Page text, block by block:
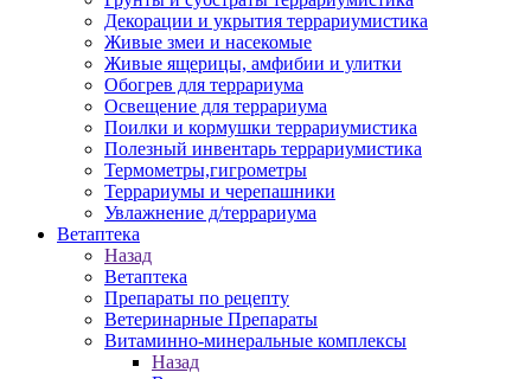
Декорации и укрытия террариумистика
Живые змеи и насекомые
Живые ящерицы, амфибии и улитки
Обогрев для террариума
Освещение для террариума
Поилки и кормушки террариумистика
Полезный инвентарь террариумистика
Термометры,гигрометры
Террариумы и черепашники
Увлажнение д/террариума
Ветаптека
Назад
Ветаптека
Препараты по рецепту
Ветеринарные Препараты
Витаминно-минеральные комплексы
Назад